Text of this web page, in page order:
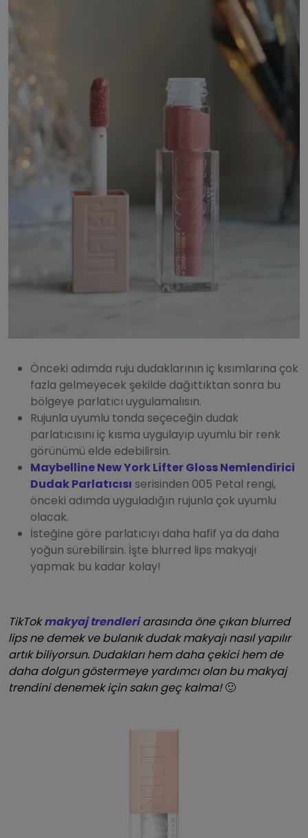
Önceki adımda ruju dudaklarının iç kısımlarına çok
fazla gelmeyecek şekilde dağıttıktan sonra bu
bölgeye parlatıcı uygulamalısın.
Rujunla uyumlu tonda seçeceğin dudak
parlatıcısını iç kısma uygulayıp uyumlu bir renk
görünümü elde edebilirsin.
Maybelline New York Lifter Gloss Nemlendirici
Dudak Parlatıcısı serisinden 005 Petal rengi,
önceki adımda uyguladığın rujunla çok uyumlu
olacak.
İsteğine göre parlatıcıyı daha hafif ya da daha
yoğun sürebilirsin. İşte blurred lips makyajı
yapmak bu kadar kolay!
TikTokmakyaj trendleriarasında öne çıkan blurred
lips ne demek ve bulanık dudak makyajı nasıl yapılır
artık biliyorsun. Dudakları hem daha çekici hem de
daha dolgun göstermeye yardımcı olan bu makyaj
trendini denemek için sakın geç kalma!🙂